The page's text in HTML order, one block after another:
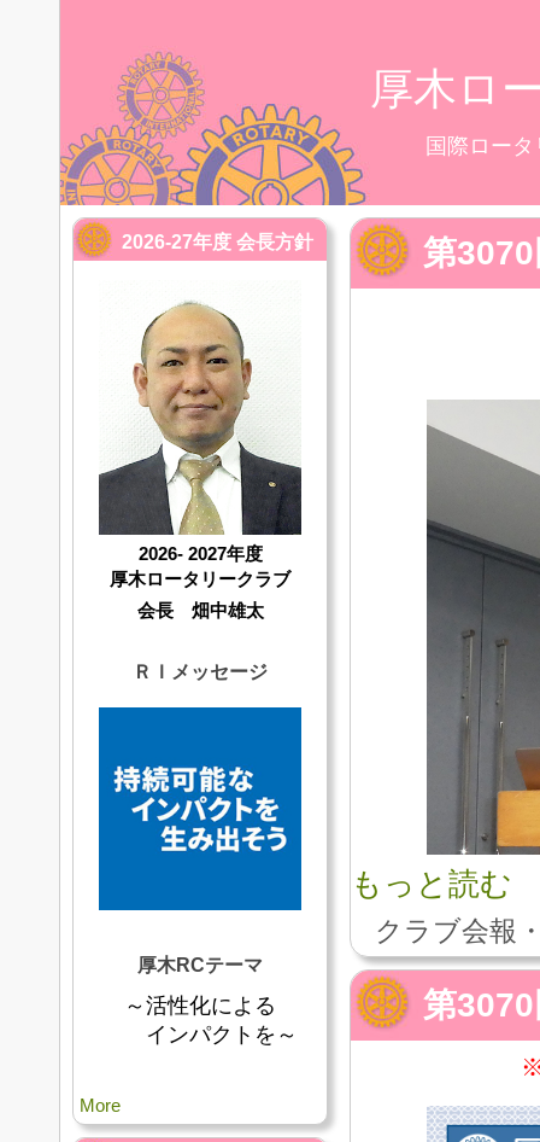
厚木ロ
国際ロー
第
もっと読む
クラブ会報
第
2026-27年度 会長方針
2026- 2027年度
厚木ロータリークラブ
会長 畑中雄太
ＲＩメッセージ
厚木RCテーマ
～活性化による
インパクトを～
More